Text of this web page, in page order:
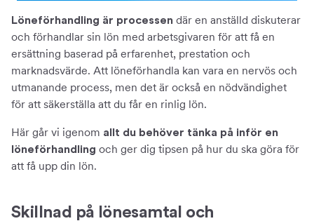
Löneförhandling är processen där en anställd diskuterar
och förhandlar sin lön med arbetsgivaren för att få en
ersättning baserad på erfarenhet, prestation och
marknadsvärde. Att löneförhandla kan vara en nervös och
utmanande process, men det är också en nödvändighet
för att säkerställa att du får en rinlig lön.
Här går vi igenom allt du behöver tänka på inför en
löneförhandling och ger dig tipsen på hur du ska göra för
att få upp din lön.
Skillnad på lönesamtal och